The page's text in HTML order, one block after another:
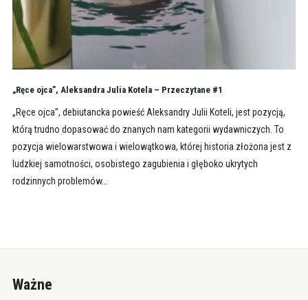
„Ręce ojca”, Aleksandra Julia Kotela – Przeczytane #1
„Ręce ojca”, debiutancka powieść Aleksandry Julii Koteli, jest pozycją,
którą trudno dopasować do znanych nam kategorii wydawniczych. To
pozycja wielowarstwowa i wielowątkowa, której historia złożona jest z
ludzkiej samotności, osobistego zagubienia i głęboko ukrytych
rodzinnych problemów…
Ważne